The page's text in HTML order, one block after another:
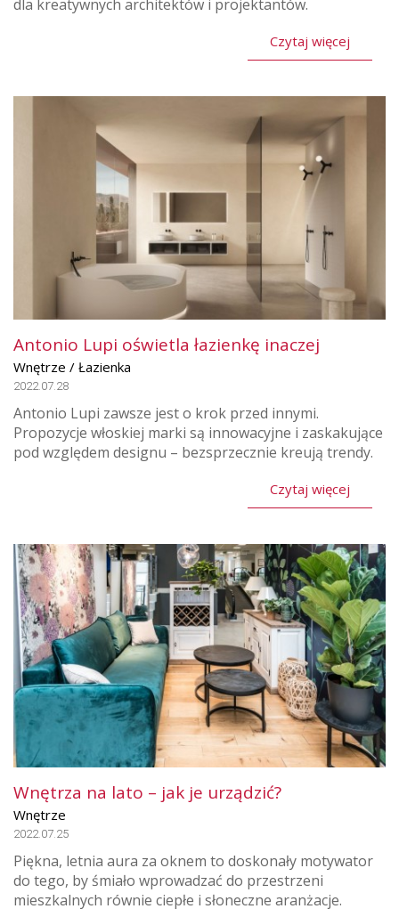
dla kreatywnych architektów i projektantów.
Czytaj więcej
Antonio Lupi oświetla łazienkę inaczej
Wnętrze / Łazienka
2022.07.28
Antonio Lupi zawsze jest o krok przed innymi.
Propozycje włoskiej marki są innowacyjne i zaskakujące
pod względem designu – bezsprzecznie kreują trendy.
Czytaj więcej
Wnętrza na lato – jak je urządzić?
Wnętrze
2022.07.25
Piękna, letnia aura za oknem to doskonały motywator
do tego, by śmiało wprowadzać do przestrzeni
mieszkalnych równie ciepłe i słoneczne aranżacje.